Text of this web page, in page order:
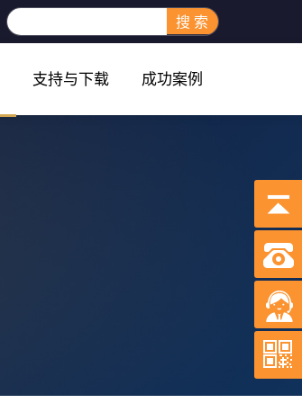
搜 索
支持与下载 成功案例